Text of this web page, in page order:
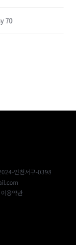
70
인천서구-0398
이용약관